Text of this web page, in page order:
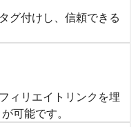
グ付けし、信頼できる
ィリエイトリンクを埋
可能です。